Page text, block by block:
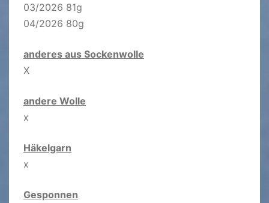
03/2026 81g
04/2026 80g
anderes aus Sockenwolle
X
andere Wolle
x
Häkelgarn
x
Gesponnen